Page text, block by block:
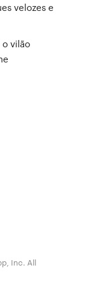
velozes e
vilão
Inc. All